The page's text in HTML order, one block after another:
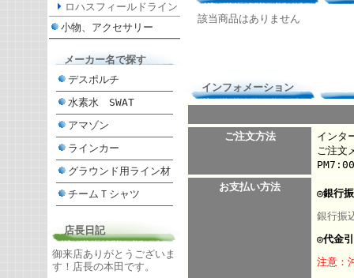
ロハスフィールドライン
小物、アクセサリー
メーカー名で探す
デスポルチ
水素水 SWAT
アマゾン
ラインカー
グラウンド用ライン材
チームＴシャツ
店長日記
御来店ありがとうございま
す！店長の本田です。
該当商品はありません
インフォメーション
ご注文方法
インタ
ご注文
お支払い方法
◎銀行
銀行振
◎代金
注意：